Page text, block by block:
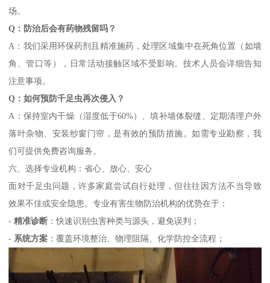
场。
Q：防治后会有药物残留吗？
A：我们采用环保药剂且精准施药，处理区域集中在死角位置（如墙
角、管口等），日常活动接触区域不受影响。技术人员会详细告知
注意事项。
Q：如何预防千足虫再次侵入？
A：保持室内干燥（湿度低于60%）、填补墙体裂缝、定期清理户外
落叶杂物、安装纱窗门帘，是有效的预防措施。如需专业勘察，我
们可提供免费咨询服务。
六、选择专业机构：省心、放心、安心
面对千足虫问题，许多家庭尝试自行处理，但往往因方法不当导致
效果不佳或安全隐患。专业有害生物防治机构的优势在于：
-精准诊断 ：快速识别虫害种类与源头，避免误判；
- 系统方案 ：覆盖环境整治、物理阻隔、化学防控全流程；